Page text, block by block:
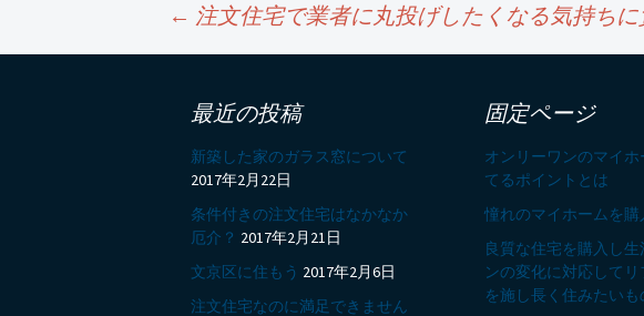
投
← 注文住宅で業者に丸投げしたくなる気持ち
最近の投稿
新築した家のガラス窓について
2017年2月22日
条件付きの注文住宅はなかなか
厄介？ 2017年2月21日
文京区に住もう 2017年2月6日
注文住宅なのに満足できません
固定ページ
オンリーワンのマイホ
てるポイントとは
憧れのマイホームを購
良質な住宅を購入し生
ンの変化に対応してリ
を施し長く住みたいも